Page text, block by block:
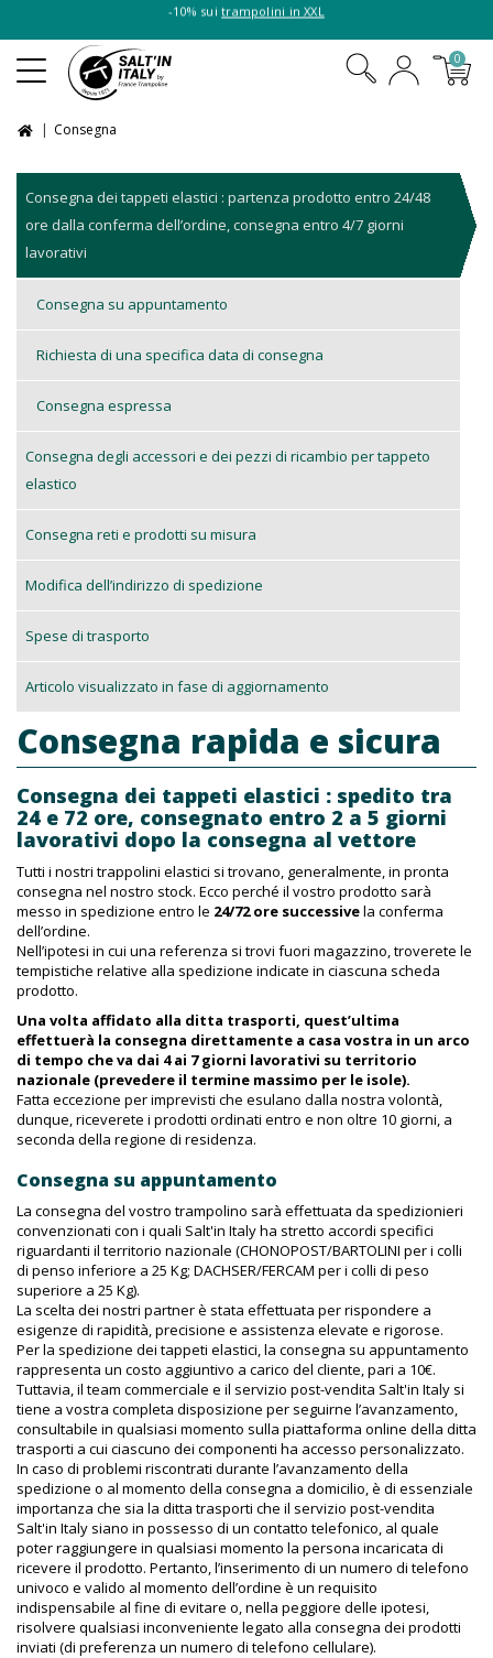
-10% suitrampolini in XXL
0
Consegna
Consegna dei tappeti elastici : partenza prodotto entro 24/48
ore dalla conferma dell’ordine, consegna entro 4/7 giorni
lavorativi
Consegna su appuntamento
Richiesta di una specifica data di consegna
Consegna espressa
Consegna degli accessori e dei pezzi di ricambio per tappeto
elastico
Consegna reti e prodotti su misura
Modifica dell’indirizzo di spedizione
Spese di trasporto
Articolo visualizzato in fase di aggiornamento
Consegna rapida e sicura
Consegna dei tappeti elastici : spedito tra
24 e 72 ore, consegnato entro 2 a 5 giorni
lavorativi dopo la consegna al vettore
Tutti i nostri trappolini elastici si trovano, generalmente, in pronta
consegna nel nostro stock. Ecco perché il vostro prodotto sarà
messo in spedizione entro le 24/72 ore successivela conferma
dell’ordine.
Nell’ipotesi in cui una referenza si trovi fuori magazzino, troverete le
tempistiche relative alla spedizione indicate in ciascuna scheda
prodotto.
Una volta affidato alla ditta trasporti, quest’ultima
effettuerà la consegna direttamente a casa vostra in un arco
di tempo che va dai 4 ai 7 giorni lavorativi su territorio
nazionale (prevedere il termine massimo per le isole).
Fatta eccezione per imprevisti che esulano dalla nostra volontà,
dunque, riceverete i prodotti ordinati entro e non oltre 10 giorni, a
seconda della regione di residenza.
Consegna su appuntamento
La consegna del vostro trampolino sarà effettuata da spedizionieri
convenzionati con i quali Salt'in Italy ha stretto accordi specifici
riguardanti il territorio nazionale (CHONOPOST/BARTOLINI per i colli
di penso inferiore a 25 Kg; DACHSER/FERCAM per i colli di peso
superiore a 25 Kg).
La scelta dei nostri partner è stata effettuata per rispondere a
esigenze di rapidità, precisione e assistenza elevate e rigorose.
Per la spedizione dei tappeti elastici, la consegna su appuntamento
rappresenta un costo aggiuntivo a carico del cliente, pari a 10€.
Tuttavia, il team commerciale e il servizio post-vendita Salt'in Italy si
tiene a vostra completa disposizione per seguirne l’avanzamento,
consultabile in qualsiasi momento sulla piattaforma online della ditta
trasporti a cui ciascuno dei componenti ha accesso personalizzato.
In caso di problemi riscontrati durante l’avanzamento della
spedizione o al momento della consegna a domicilio, è di essenziale
importanza che sia la ditta trasporti che il servizio post-vendita
Salt'in Italy siano in possesso di un contatto telefonico, al quale
poter raggiungere in qualsiasi momento la persona incaricata di
ricevere il prodotto. Pertanto, l’inserimento di un numero di telefono
univoco e valido al momento dell’ordine è un requisito
indispensabile al fine di evitare o, nella peggiore delle ipotesi,
risolvere qualsiasi inconveniente legato alla consegna dei prodotti
inviati (di preferenza un numero di telefono cellulare).